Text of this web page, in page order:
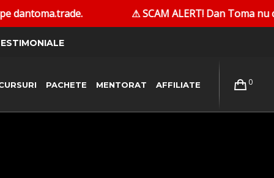
⚠ SCAM ALERT! Dan Toma nu contactează
0
PACHETE MENTORAT AFFILIATE